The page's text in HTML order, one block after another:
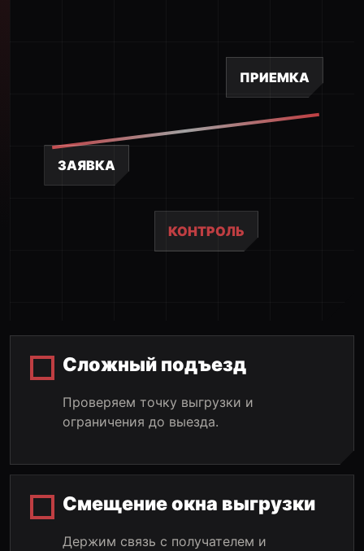
ЗАЯВКА
ПРИЕМКА
КОНТРОЛЬ
Сложный подъезд
Проверяем точку выгрузки и
ограничения до выезда.
Смещение окна выгрузки
Держим связь с получателем и